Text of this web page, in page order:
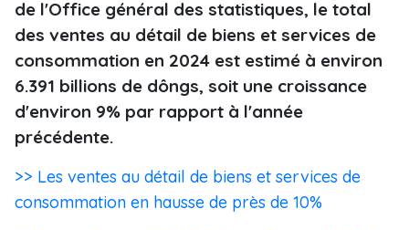
de l'Office général des statistiques, le total
des ventes au détail de biens et services de
consommation en 2024 est estimé à environ
6.391 billions de dôngs, soit une croissance
d'environ 9% par rapport à l'année
précédente.
>> Les ventes au détail de biens et services de
consommation en hausse de près de 10%